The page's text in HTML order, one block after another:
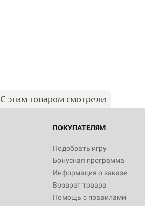
С этим товаром смотрели
ПОКУПАТЕЛЯМ
Подобрать игру
Бонусная программа
Информация о заказе
Возврат товара
Помощь с правилами